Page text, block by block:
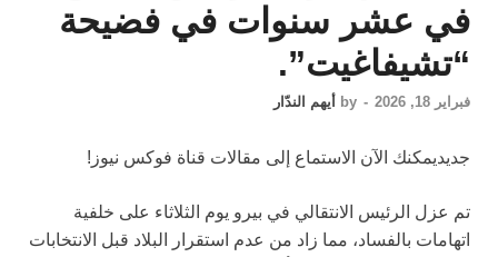
في عشر سنوات في فضيحة
“تشيفاغيت”.
فبراير 18, 2026 -
by أيهم الندّار
جديديمكنك الآن الاستماع إلى مقالات قناة فوكس نيوز!
تم عزل الرئيس الانتقالي في بيرو يوم الثلاثاء على خلفية
اتهامات بالفساد، مما زاد من عدم استقرار البلاد قبل الانتخابات